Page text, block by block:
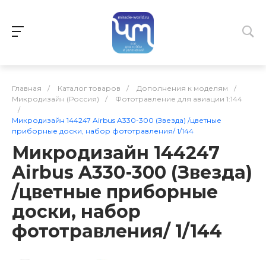
Главная / Каталог товаров / Дополнения к моделям
/
Микродизайн (Россия)
/
Фототравление для авиации 1:144
/
Микродизайн 144247 Airbus A330-300 (Звезда) /цветные
приборные доски, набор фототравления/ 1/144
Микродизайн 144247
Airbus A330-300 (Звезда)
/цветные приборные
доски, набор
фототравления/ 1/144